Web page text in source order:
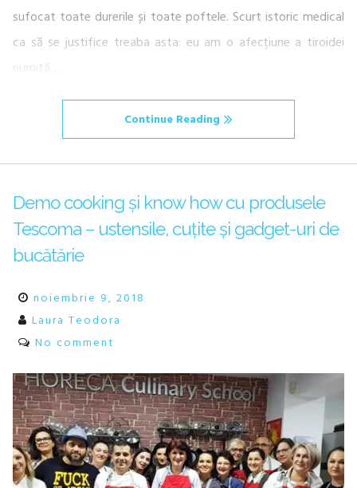
sufocat toate durerile și toate poftele. Scurt istoric medical
ca să se justifice treaba asta: eu am o afecțiune a tiroidei
numită…
Continue Reading
Demo cooking și know how cu produsele
Tescoma – ustensile, cuțite și gadget-uri de
bucătărie
noiembrie 9, 2018
Laura Teodora
No comment